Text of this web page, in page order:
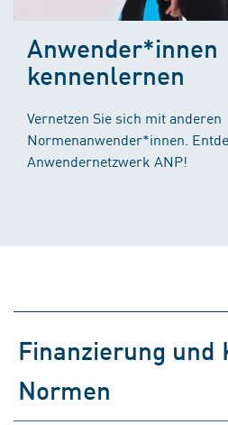
Anwender*innen
kennenlernen
Vernetzen Sie sich mit anderen
Normenanwender*innen.
Anwendernetzwerk ANP!
Finanzierung und
Normen